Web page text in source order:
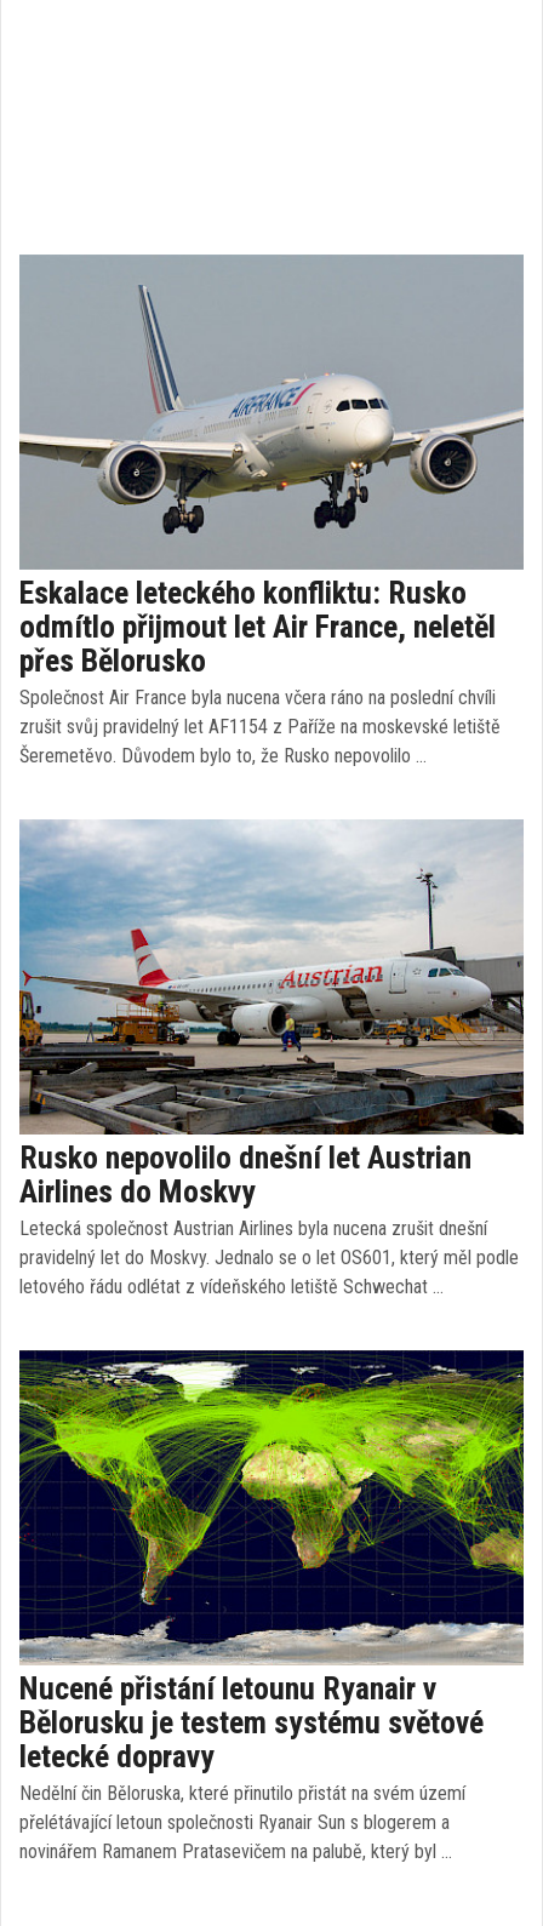
Eskalace leteckého konfliktu: Rusko
odmítlo přijmout let Air France, neletěl
přes Bělorusko
Společnost Air France byla nucena včera ráno na poslední chvíli
zrušit svůj pravidelný let AF1154 z Paříže na moskevské letiště
Šeremetěvo. Důvodem bylo to, že Rusko nepovolilo …
Rusko nepovolilo dnešní let Austrian
Airlines do Moskvy
Letecká společnost Austrian Airlines byla nucena zrušit dnešní
pravidelný let do Moskvy. Jednalo se o let OS601, který měl podle
letového řádu odlétat z vídeňského letiště Schwechat …
Nucené přistání letounu Ryanair v
Bělorusku je testem systému světové
letecké dopravy
Nedělní čin Běloruska, které přinutilo přistát na svém území
přelétávající letoun společnosti Ryanair Sun s blogerem a
novinářem Ramanem Pratasevičem na palubě, který byl …